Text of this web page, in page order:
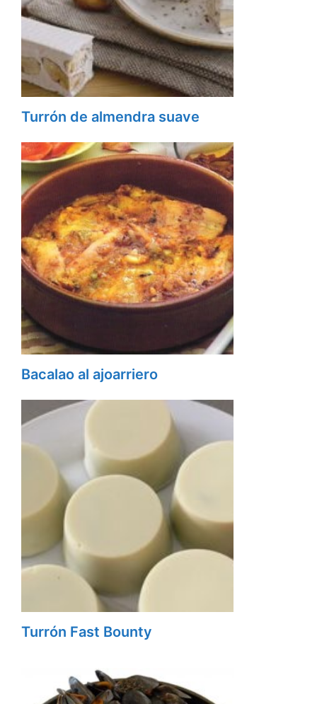
Turrón de almendra suave
Bacalao al ajoarriero
Turrón Fast Bounty